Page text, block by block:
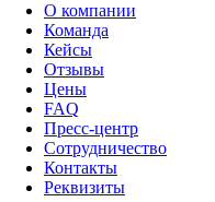
О компании
Команда
Кейсы
Отзывы
Цены
FAQ
Пресс-центр
Сотрудничество
Контакты
Реквизиты